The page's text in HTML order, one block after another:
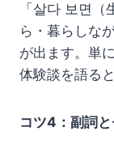
「살다 보면
ら・暮らしな
が出ます。単
体験談を語る
コツ4：副詞